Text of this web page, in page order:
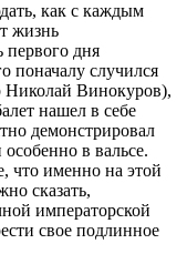
как с каждым
жизнь
первого дня
поначалу случился
Николай Винокуров),
нашел в себе
демонстрировал
в вальсе.
что именно на этой
сказать,
императорской
свое подлинное